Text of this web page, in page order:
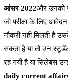
आंसर 2022और उनको
जो परीक्षा के लिए
नौकरी नहीं मिलती है
सकता है या तो उन
रह गयी है या सिलेबस
daily current